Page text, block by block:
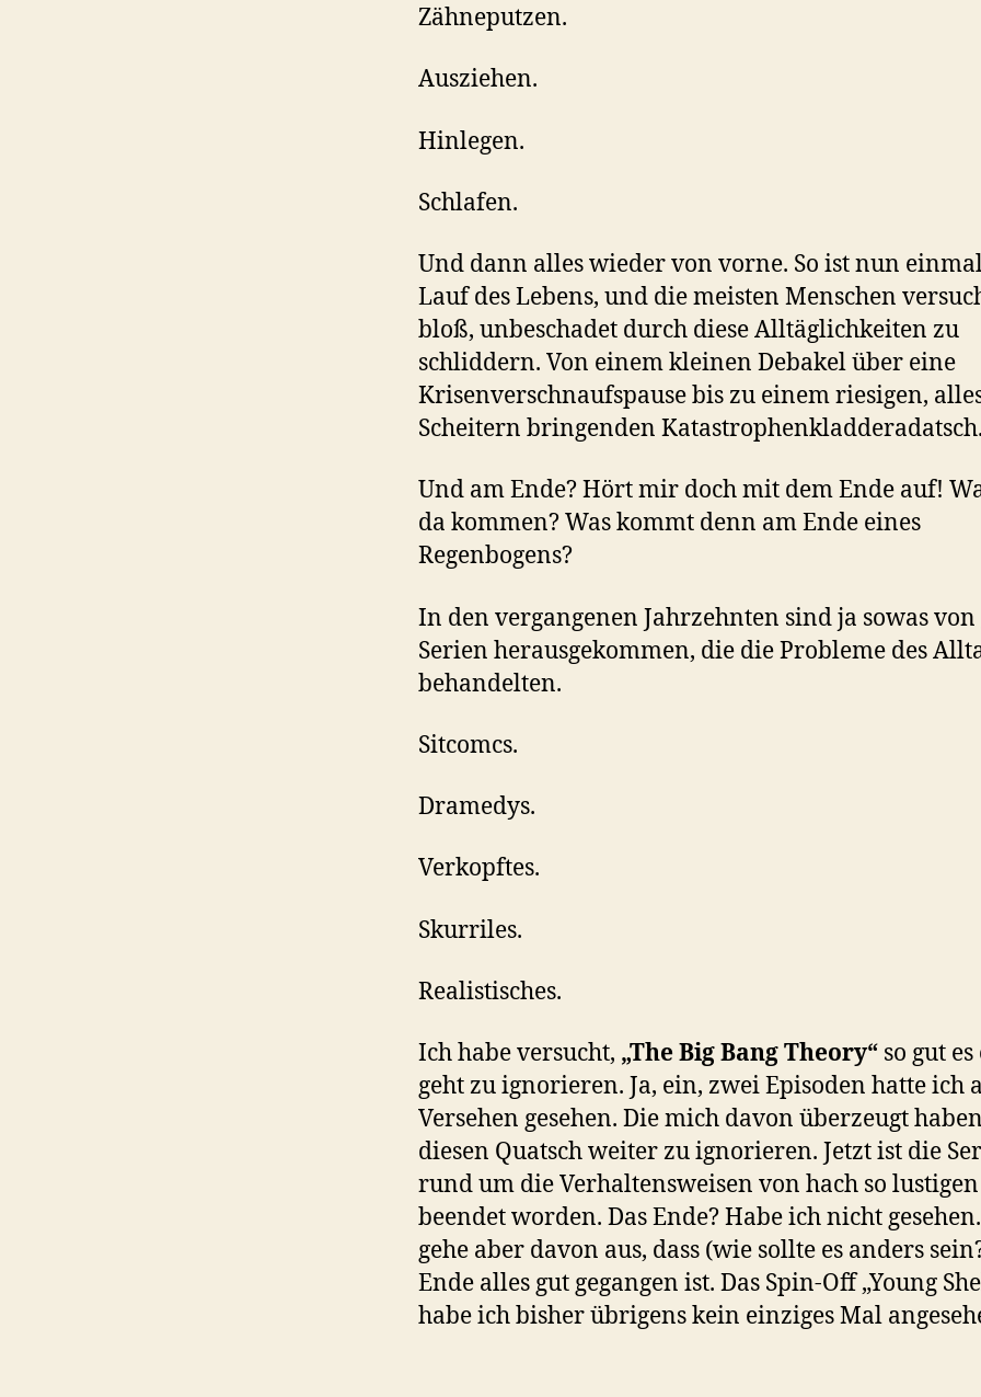
Zähneputzen.
Ausziehen.
Hinlegen.
Schlafen.
Und dann alles wieder von vorne. So ist nun
Lauf des Lebens, und die meisten Menschen
bloß, unbeschadet durch diese Alltäglichkeiten zu
schliddern. Von einem kleinen Debakel über eine
Krisenverschnaufspause bis zu einem riesigen,
Scheitern bringenden Katastrophenkladderadatsch.
Und am Ende? Hört mir doch mit dem Ende auf!
da kommen? Was kommt denn am Ende eines
Regenbogens?
In den vergangenen Jahrzehnten sind ja sowas von
Serien herausgekommen, die die Probleme des
behandelten.
Sitcomcs.
Dramedys.
Verkopftes.
Skurriles.
Realistisches.
Ich habe versucht, „The Big Bang Theory“ so gut
geht zu ignorieren. Ja, ein, zwei Episoden hatte ich
Versehen gesehen. Die mich davon überzeugt
diesen Quatsch weiter zu ignorieren. Jetzt ist die
rund um die Verhaltensweisen von hach so
beendet worden. Das Ende? Habe ich nicht
gehe aber davon aus, dass (wie sollte es anders
Ende alles gut gegangen ist. Das Spin-Off „Young
habe ich bisher übrigens kein einziges Mal